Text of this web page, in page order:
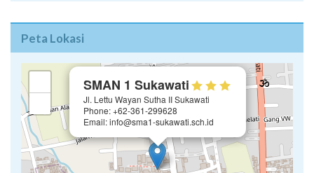
Peta Lokasi
SMAN 1 Sukawati
Jl. Lettu Wayan Sutha II Sukawati
Phone: +62-361-299628
Email: info@sma1-sukawati.sch.id